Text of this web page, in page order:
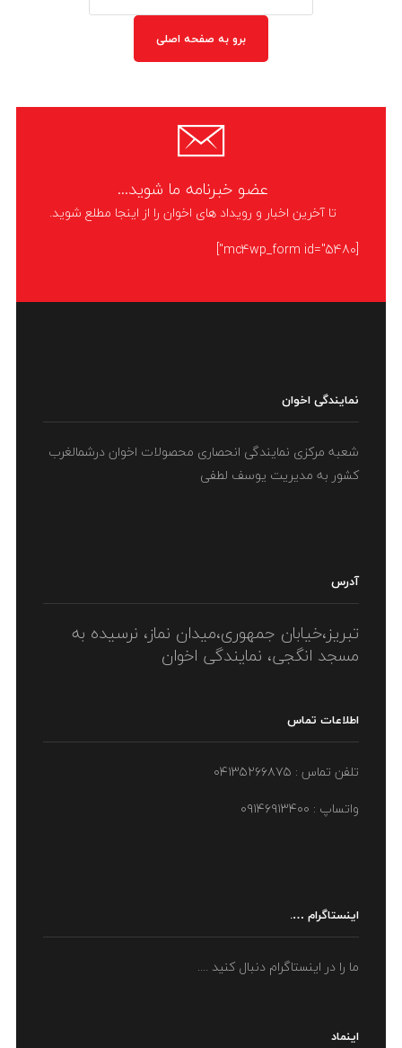
برو به صفحه اصلی
عضو خبرنامه ما شوید...
تا آخرین اخبار و رویداد های اخوان را از اینجا مطلع شوید.
[mc4wp_form id="5480"]
نمایندگی اخوان
شعبه مرکزی نمایندگی انحصاری محصولات اخوان درشمالغرب
کشور به مدیریت یوسف لطفی
آدرس
تبریز،خیابان جمهوری،میدان نماز، نرسیده به
مسجد انگجی، نمایندگی اخوان
اطلاعات تماس
تلفن تماس : ۰۴۱۳۵۲۶۶۸۷۵
واتساپ : ۰۹۱۴۶۹۱۳۴۰۰
اینستاگرام ….
ما را در اینستاگرام دنبال کنید ....
اینماد